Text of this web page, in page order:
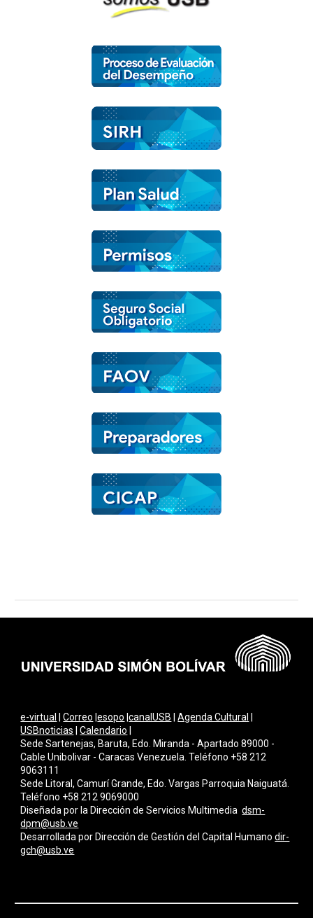
e-virtual |Correo |esopo |canalUSB |Agenda Cultural
USBnoticias |Calendario
Sede Sartenejas, Baruta, Edo. Miranda - Apartado 89000 -
Cable Unibolivar - Caracas Venezuela. Teléfono +58 212
9063111
Sede Litoral, Camurí Grande, Edo. Vargas Parroquia Naiguatá.
Teléfono +58 212 9069000
Diseñada por la Dirección de Servicios Multimediadsm-
dpm@usb.ve
Desarrollada por Dirección de Gestión del Capital Humano dir-
gch@usb.ve